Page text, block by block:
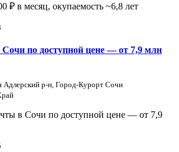
₽ в месяц, окупаемость ~6,8 лет
по доступной цене — от 7,9 млн
Адлерский р-н, Город-Курорт Сочи
в Сочи по доступной цене — от 7,9